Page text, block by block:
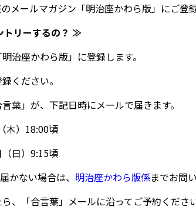
メールマガジン「明治座かわら版」にご
トリーするの？ ≫
治座かわら版」に登録します。
ください。
葉」が、下記日時にメールで届きます。
木）18:00頃
日）9:15頃
かない場合は、 明治座かわら版係までお問
、「合言葉」メールに沿ってご予約ください